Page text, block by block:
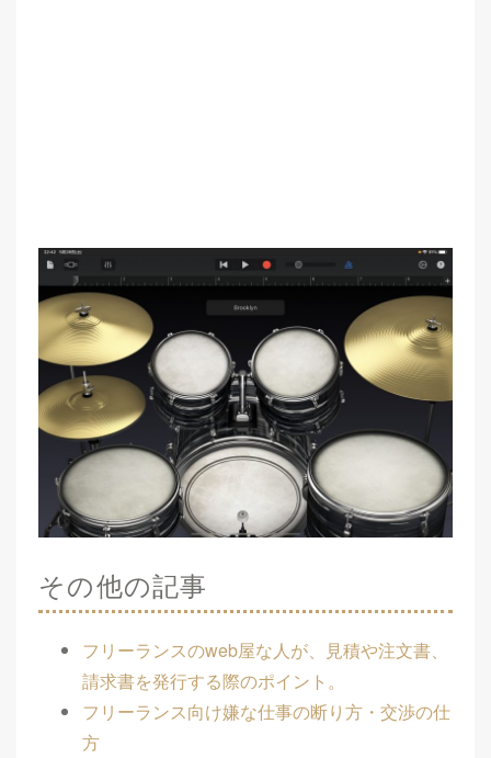
その他の記事
フリーランスのweb屋な人が、見積や注文書、
請求書を発行する際のポイント。
フリーランス向け嫌な仕事の断り方・交渉の仕
方